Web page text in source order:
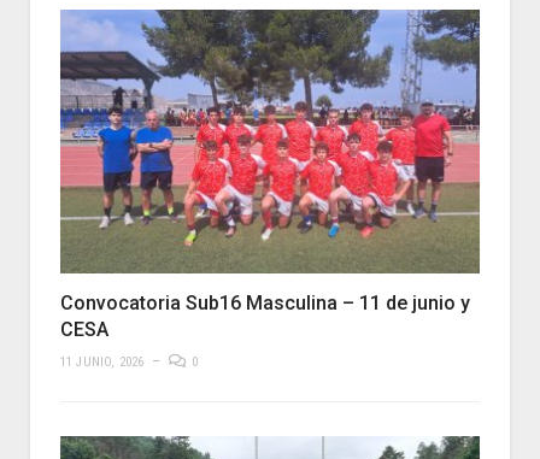
Convocatoria Sub16 Masculina – 11 de junio y
CESA
11 JUNIO, 2026 0